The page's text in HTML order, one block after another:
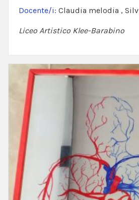
Docente/i: Claudia melodia ,
Liceo Artistico Klee-Barabino